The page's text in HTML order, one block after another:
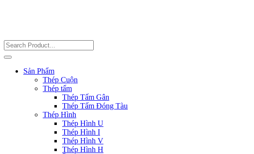
Sản Phẩm
Thép Cuộn
Thép tấm
Thép Tấm Gân
Thép Tấm Đóng Tàu
Thép Hình
Thép Hình U
Thép Hình I
Thép Hình V
Thép Hình H